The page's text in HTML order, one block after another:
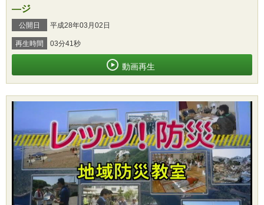
―ジ
公開日 平成28年03月02日
再生時間 03分41秒
動画再生